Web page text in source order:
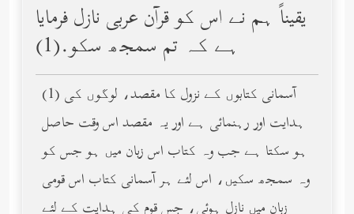
یقیناً ہم نے اس کو قرآن عربی نازل فرمایا
ہے کہ تم سمجھ سکو.(1)
(1) آسمانی کتابوں کے نزول کا مقصد، لوگوں کی
ہدایت اور رہنمائی ہے اور یہ مقصد اس وقت حاصل
ہو سکتا ہے جب وہ کتاب اس زبان میں ہو جس کو
وہ سمجھ سکیں، اس لئے ہر آسمانی کتاب اس قومی